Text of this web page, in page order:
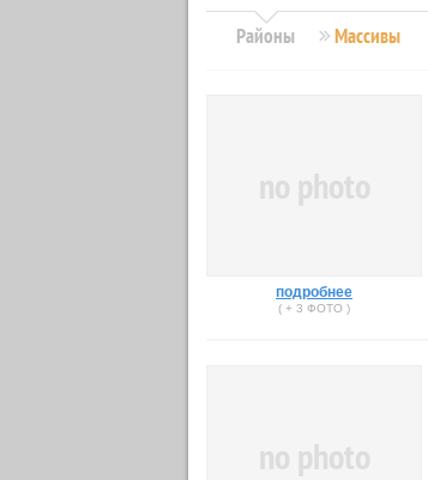
Районы
Массивы
no photo
подробнее
( + 3 ФОТО )
no photo